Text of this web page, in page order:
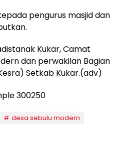
pengurus masjid dan
Kukar, Camat
dan perwakilan Bagian
Setkab Kukar.(adv)
desa sebulu modern